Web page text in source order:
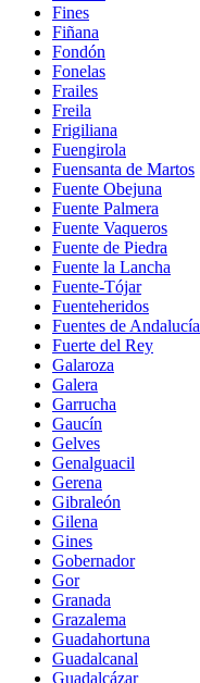
Fines
Fiñana
Fondón
Fonelas
Frailes
Freila
Frigiliana
Fuengirola
Fuensanta de Martos
Fuente Obejuna
Fuente Palmera
Fuente Vaqueros
Fuente de Piedra
Fuente la Lancha
Fuente-Tójar
Fuenteheridos
Fuentes de Andalucía
Fuerte del Rey
Galaroza
Galera
Garrucha
Gaucín
Gelves
Genalguacil
Gerena
Gibraleón
Gilena
Gines
Gobernador
Gor
Granada
Grazalema
Guadahortuna
Guadalcanal
Guadalcázar